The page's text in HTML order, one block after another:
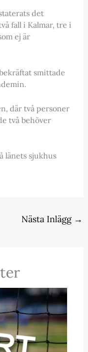
det
fall i Kalmar, tre i
ej är
smittade
där två personer
två behöver
länets sjukhus
Nästa Inlägg →